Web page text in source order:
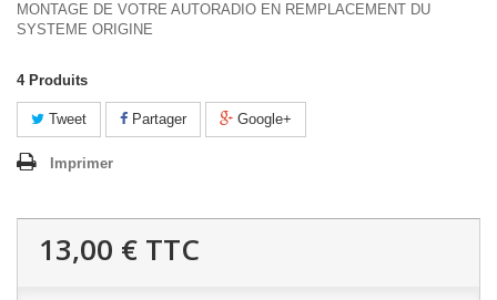
MONTAGE DE VOTRE AUTORADIO EN REMPLACEMENT DU
SYSTEME ORIGINE
4 Produits
Tweet Partager Google+
Imprimer
13,00 € TTC